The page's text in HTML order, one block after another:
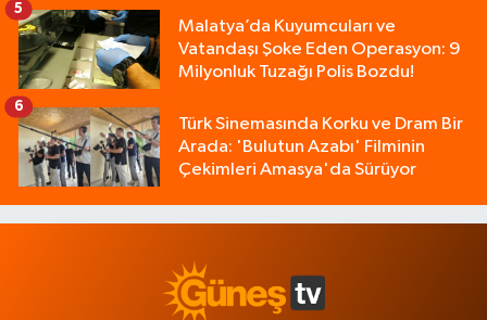
Malatya’da Kuyumcuları ve
Vatandaşı Şoke Eden Operasyon: 9
Milyonluk Tuzağı Polis Bozdu!
5
Türk Sinemasında Korku ve Dram Bir
Arada: 'Bulutun Azabı' Filminin
Çekimleri Amasya'da Sürüyor
6